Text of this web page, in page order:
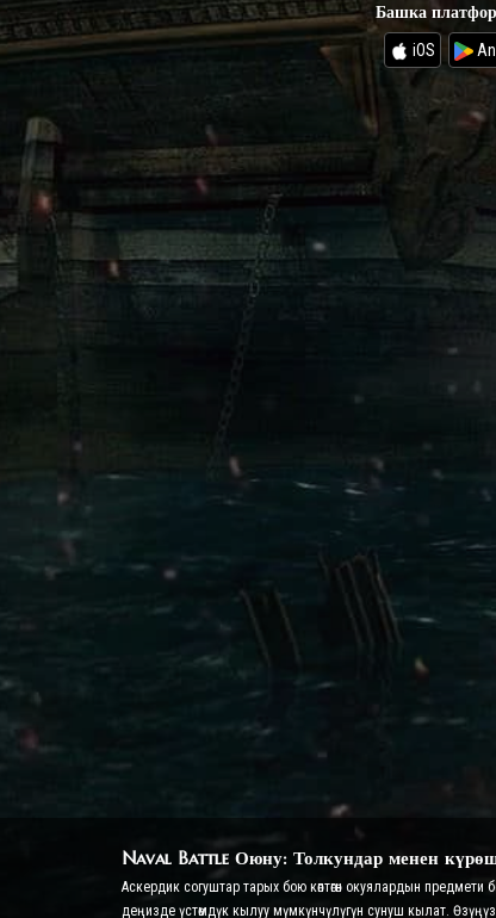
Башка
iOS
Naval Battle Оюну: Толкундар менен
Аскердик согуштар тарых бою көптөгөн окуялардын
деңизде үстөмдүк кылуу мүмкүнчүлүгүн сунуш кылат.